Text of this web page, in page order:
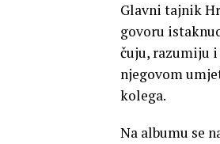
Glavni tajnik
govoru
čuju, razumiju
njegovom
kolega.
Na albumu se